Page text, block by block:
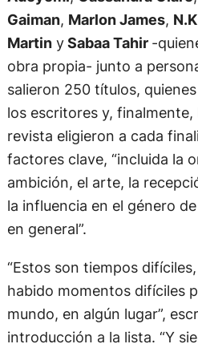
Gaiman, Marlon James,
MartinySabaa Tahir -
obra propia- junto a
salieron 250 títulos,
los escritores y, finalmente,
revista eligieron a cada
factores clave, “incluida la
ambición, el arte, la
la influencia en el género
en general”.
“Estos son tiempos
habido momentos difíciles
mundo, en algún lugar”,
introducción a la lista. “Y